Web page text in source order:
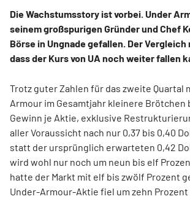
Die Wachstumsstory ist vorbei. Under
seinem großspurigen Gründer und Chef
Börse in Ungnade gefallen. Der Vergleich
dass der Kurs von UA noch weiter fallen
Trotz guter Zahlen für das zweite Quartal
Armour im Gesamtjahr kleinere Brötchen
Gewinn je Aktie, exklusive
aller Voraussicht nach nur 0,37 bis 0,40
statt der ursprünglich erwarteten 0,42
wird wohl nur noch um neun bis elf
hatte der Markt mit elf bis zwölf Prozent
Under-Armour-Aktie fiel um zehn